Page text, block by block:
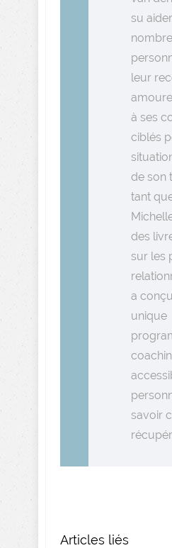
su
leur
à ses
ciblés
de son
tant
des
sur les
a
unique
savoir
Articles liés